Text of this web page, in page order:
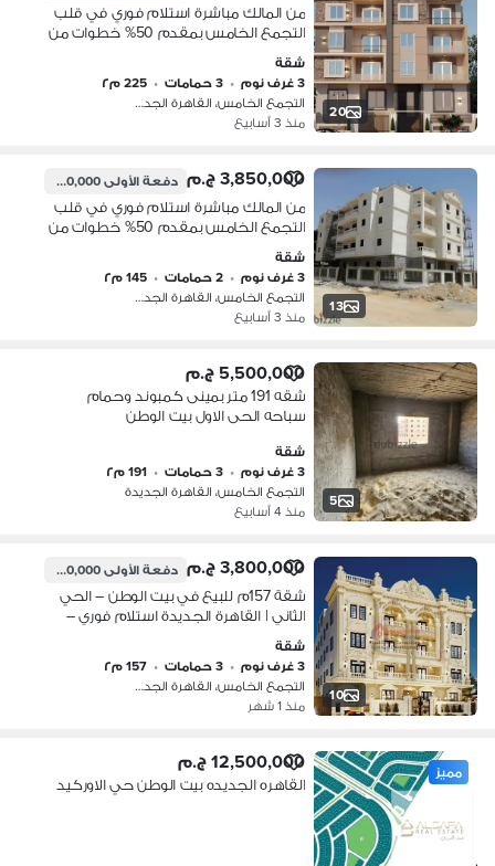
20
من المالك مباشرة استلام فوري في قلب
التجمع الخامس بمقدم 50% خطوات من
ماونتن فيو و بالم هيلز من المالك في بيت
الوطن التجمع الخامس
شقة
3 غرف نوم
• 3 حمامات • 225 م٢
التجمع الخامس، القاهرة الجديدة
منذ 3 أسابيع
13
3,850,000 ج.م دفعة الأولى2,000,000 ج.م
من المالك مباشرة استلام فوري في قلب
التجمع الخامس بمقدم 50% خطوات من
ماونتن فيو و بالم هيلز من المالك في بيت
الوطن التجمع الخامس
شقة
3 غرف نوم
• 2 حمامات • 145 م٢
التجمع الخامس، القاهرة الجديدة
منذ 3 أسابيع
5
5,500,000 ج.م
شقه 191 متر بمينى كمبوند وحمام
سباحه الحى الاول بيت الوطن
شقة
3 غرف نوم
• 3 حمامات • 191 م٢
التجمع الخامس، القاهرة الجديدة
منذ 4 أسابيع
10
3,800,000 ج.م دفعة الأولى1,520,000 ج.م
شقة 157م للبيع في بيت الوطن – الحي
الثاني | القاهرة الجديدة استلام فوري –
موقع مميز جدًا بالقرب من شارع النوادي
والتجمع الخامس
شقة
3 غرف نوم
• 3 حمامات • 157 م٢
التجمع الخامس، القاهرة الجديدة
منذ 1 شهر
مميز 12,500,000 ج.م
القاهره الجديده بيت الوطن حي الاوركيد